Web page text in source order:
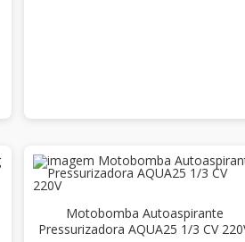
Motobomba Autoaspirante
Pressurizadora AQUA25 1/3 CV